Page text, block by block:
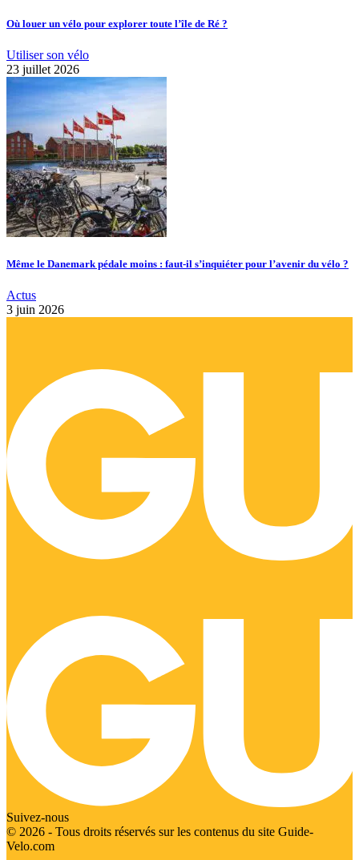
Où louer un vélo pour explorer toute l’île de Ré ?
Utiliser son vélo
23 juillet 2026
Même le Danemark pédale moins : faut-il s’inquiéter pour l’avenir du vélo ?
Actus
3 juin 2026
Suivez-nous
© 2026 - Tous droits réservés sur les contenus du site Guide-
Velo.com